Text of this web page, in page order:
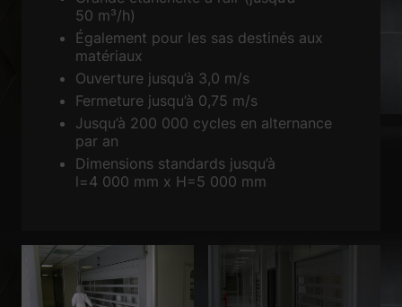
50 m³/h)
Également pour les sas destinés aux
matériaux
Ouverture jusqu’à 3,0 m/s
Fermeture jusqu’à 0,75 m/s
Jusqu’à 200 000 cycles en alternance
par an
Dimensions standards jusqu’à
l=4 000 mm x H=5 000 mm
Accepter tout
Accepter uniquement les cookies essentiels
Retour
Préférence de confidentialité
Essentiels (1)
Les cookies essentiels permettent des fonctions de base et sont
nécessaires au bon fonctionnement du site Web.
Les cookies de statistiques collectent des informations de façon
anonyme. Ces informations nous aident à comprendre la façon dont les
visiteurs utilisent notre site Web.